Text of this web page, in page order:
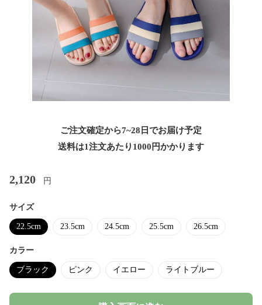
ご注文確定から7~28日でお届け予定
送料は1注文あたり 1000 円かかります
2,120 円
サイズ
22.5cm 23.5cm 24.5cm 25.5cm 26.5cm
カラー
ブラック ピンク イエロー ライトブルー